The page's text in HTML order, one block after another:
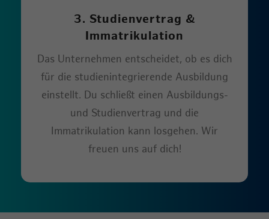
3. Studienvertrag &
Immatrikulation
Das Unternehmen entscheidet, ob es dich
für die studienintegrierende Ausbildung
einstellt. Du schließt einen Ausbildungs-
und Studienvertrag und die
Immatrikulation kann losgehen. Wir
freuen uns auf dich!